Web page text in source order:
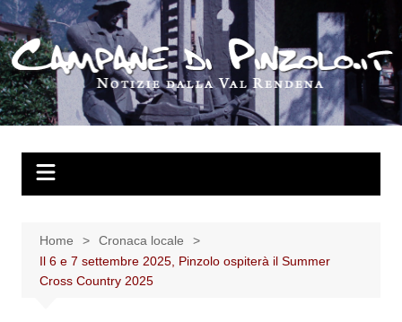
Salta
al
contenuto
Home
Cronaca locale
Il 6 e 7 settembre 2025, Pinzolo ospiterà il Summer
Cross Country 2025